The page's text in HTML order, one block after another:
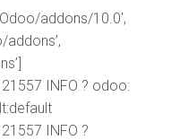
addons/10.0′,
INFO ? odoo:
INFO ?